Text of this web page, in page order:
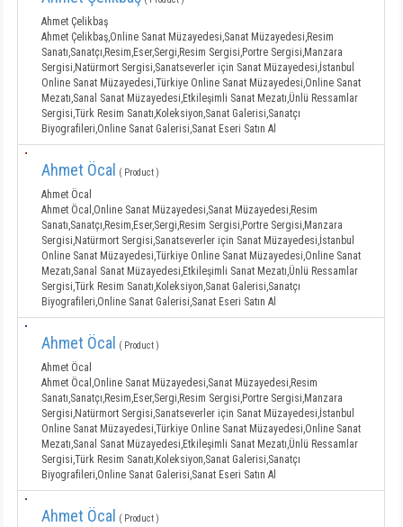
Ahmet Çelikbaş
Ahmet Çelikbaş,Online Sanat Müzayedesi,Sanat Müzayedesi,Resim
Sanatı,Sanatçı,Resim,Eser,Sergi,Resim Sergisi,Portre Sergisi,Manzara
Sergisi,Natürmort Sergisi,Sanatseverler için Sanat Müzayedesi,İstanbul
Online Sanat Müzayedesi,Türkiye Online Sanat Müzayedesi,Online Sanat
Mezatı,Sanal Sanat Müzayedesi,Etkileşimli Sanat Mezatı,Ünlü Ressamlar
Sergisi,Türk Resim Sanatı,Koleksiyon,Sanat Galerisi,Sanatçı
Biyografileri,Online Sanat Galerisi,Sanat Eseri Satın Al
Ahmet Öcal ( Product )
Ahmet Öcal
Ahmet Öcal,Online Sanat Müzayedesi,Sanat Müzayedesi,Resim
Sanatı,Sanatçı,Resim,Eser,Sergi,Resim Sergisi,Portre Sergisi,Manzara
Sergisi,Natürmort Sergisi,Sanatseverler için Sanat Müzayedesi,İstanbul
Online Sanat Müzayedesi,Türkiye Online Sanat Müzayedesi,Online Sanat
Mezatı,Sanal Sanat Müzayedesi,Etkileşimli Sanat Mezatı,Ünlü Ressamlar
Sergisi,Türk Resim Sanatı,Koleksiyon,Sanat Galerisi,Sanatçı
Biyografileri,Online Sanat Galerisi,Sanat Eseri Satın Al
Ahmet Öcal ( Product )
Ahmet Öcal
Ahmet Öcal,Online Sanat Müzayedesi,Sanat Müzayedesi,Resim
Sanatı,Sanatçı,Resim,Eser,Sergi,Resim Sergisi,Portre Sergisi,Manzara
Sergisi,Natürmort Sergisi,Sanatseverler için Sanat Müzayedesi,İstanbul
Online Sanat Müzayedesi,Türkiye Online Sanat Müzayedesi,Online Sanat
Mezatı,Sanal Sanat Müzayedesi,Etkileşimli Sanat Mezatı,Ünlü Ressamlar
Sergisi,Türk Resim Sanatı,Koleksiyon,Sanat Galerisi,Sanatçı
Biyografileri,Online Sanat Galerisi,Sanat Eseri Satın Al
Ahmet Öcal ( Product )